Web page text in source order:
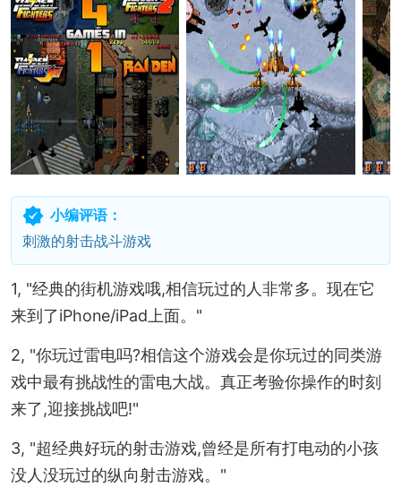
小编评语：
刺激的射击战斗游戏
1, "经典的街机游戏哦,相信玩过的人非常多。现在它
来到了iPhone/iPad上面。"
2, "你玩过雷电吗?相信这个游戏会是你玩过的同类游
戏中最有挑战性的雷电大战。真正考验你操作的时刻
来了,迎接挑战吧!"
3, "超经典好玩的射击游戏,曾经是所有打电动的小孩
没人没玩过的纵向射击游戏。"